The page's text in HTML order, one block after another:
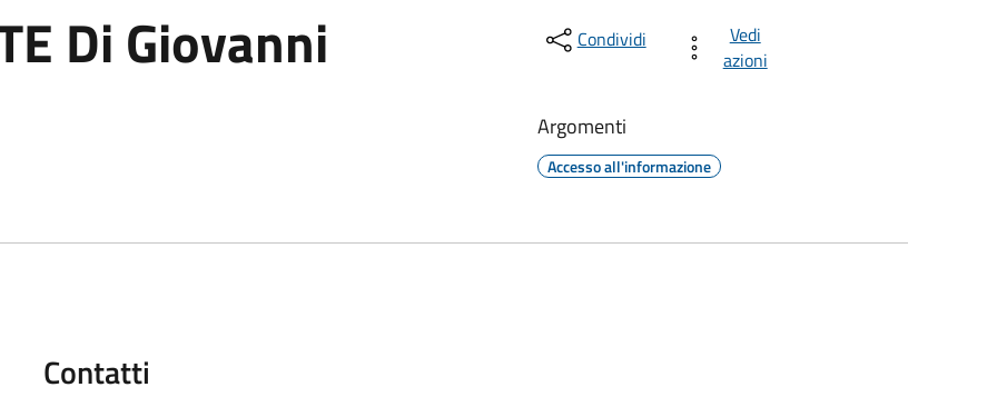
Di Giovanni Condividi
Vedi
azioni
Argomenti
Accesso all'informazione
Contatti